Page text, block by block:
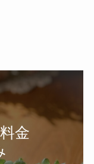
金